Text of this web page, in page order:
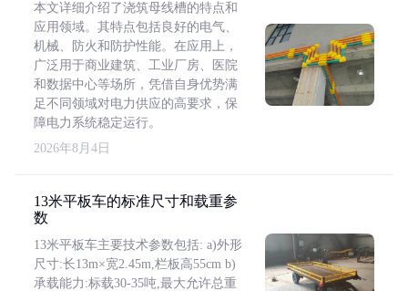
本文详细介绍了浇筑母线槽的特点和
应用领域。其特点包括良好的电气、
机械、防火和防护性能。在应用上，
广泛用于商业建筑、工业厂房、医院
和数据中心等场所，凭借自身优势满
足不同领域对电力供应的高要求，保
障电力系统稳定运行。
2026年8月4日
13米平板车的标准尺寸和载重参
数
13米平板车主要技术参数包括: a)外形
尺寸:长13m×宽2.45m,栏板高55cm b)
承载能力:标载30-35吨,最大允许总重